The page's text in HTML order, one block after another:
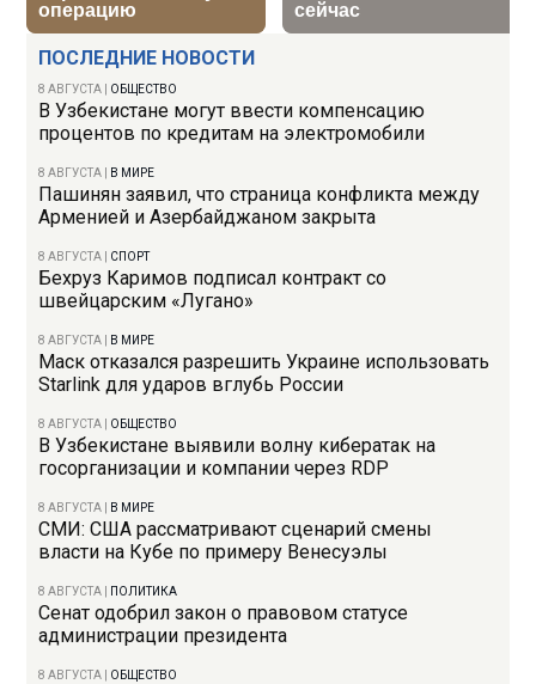
ПОСЛЕДНИЕ НОВОСТИ
8 АВГУСТА ОБЩЕСТВО
В Узбекистане могут ввести компенсацию
процентов по кредитам на электромобили
8 АВГУСТА В МИРЕ
Пашинян заявил, что страница конфликта между
Арменией и Азербайджаном закрыта
8 АВГУСТА СПОРТ
Бехруз Каримов подписал контракт со
швейцарским «Лугано»
8 АВГУСТА В МИРЕ
Маск отказался разрешить Украине использовать
Starlink для ударов вглубь России
8 АВГУСТА ОБЩЕСТВО
В Узбекистане выявили волну кибератак на
госорганизации и компании через RDP
8 АВГУСТА В МИРЕ
СМИ: США рассматривают сценарий смены
власти на Кубе по примеру Венесуэлы
8 АВГУСТА ПОЛИТИКА
Сенат одобрил закон о правовом статусе
администрации президента
8 АВГУСТА ОБЩЕСТВО